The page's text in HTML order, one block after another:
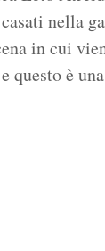
nella
in cui
questo è